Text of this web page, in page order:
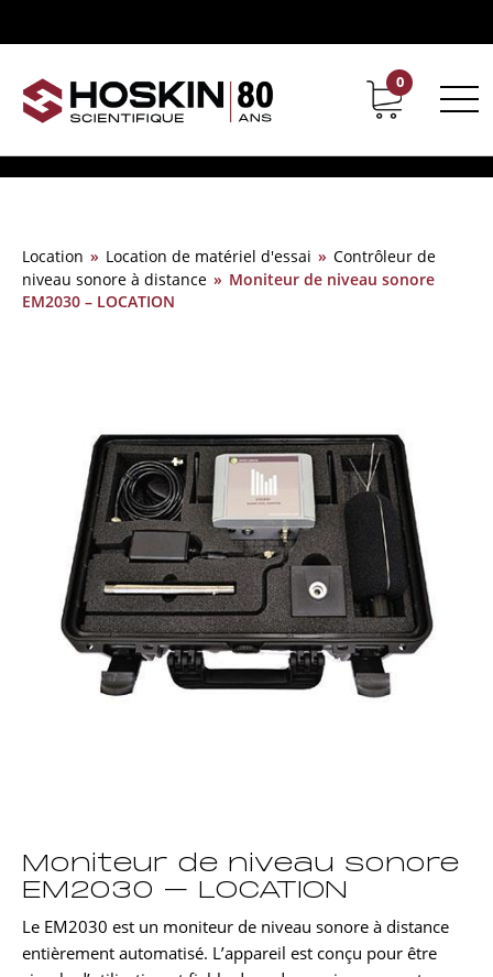
Support Carrières chez Hoskin
0
Location » Location de matériel d'essai » Contrôleur de
niveau sonore à distance » Moniteur de niveau sonore
EM2030 – LOCATION
Moniteur de niveau sonore
EM2030 – LOCATION
Le EM2030 est un moniteur de niveau sonore à distance
entièrement automatisé. L’appareil est conçu pour être